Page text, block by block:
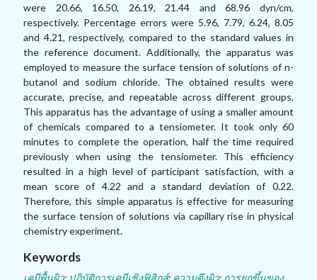
were 20.66, 16.50, 26.19, 21.44 and 68.96
dyn/cm,
respectively. Percentage errors were 5.96, 7.79, 6.24, 8.05
and 4.21,respectively, compared to the standard values in
the reference document. Additionally, the apparatus was
employed to measure the surface tension of solutions of n-
butanol and sodium chloride. The obtained results were
accurate, precise, and repeatable across different groups.
This apparatus has the advantage of using a smaller amount
of chemicals compared to a tensiometer. It took only 60
minutes to complete the operation, half the time required
previously when using the tensiometer. This efficiency
resulted in a high level of participant satisfaction, with a
mean score of 4.22 and a standard deviation of 0.22.
Therefore, this simple apparatus is effective for measuring
the surface tension of solutions via capillary rise in physical
chemistry experiment.
Keywords
เคมีพื้นผิว; ปฏิบัติการเคมีเชิงฟิสิกส์; ความตึงผิว; การยกขึ้นของ